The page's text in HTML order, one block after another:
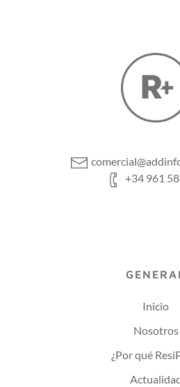
+34 961
Inicio
Nosotros
¿Por qué